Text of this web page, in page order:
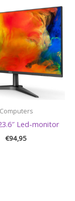
Computers
Led-monitor
€94,95